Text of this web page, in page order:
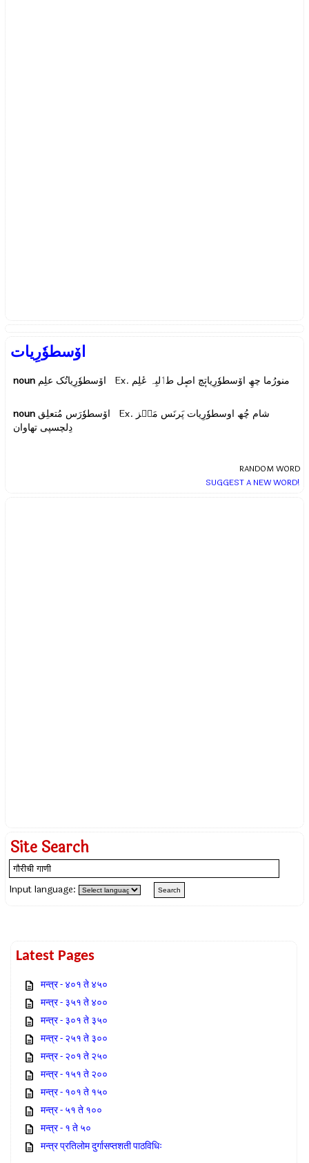
اوٚسطوٗرِیات
noun اوٚسطوٗرِیاتُک علِم Ex. منورُما چھِ اوٚسطوٗرِیاتٕچ اصٕل طٲلبِہ عٔلِم
noun اوٚسطوٗرَس مُتعلِق Ex. شام چُھ اوسطوٗرِیات پَرنَس مَںٛز
دِلچسپی تھاوان
RANDOM WORD
SUGGEST A NEW WORD!
Site Search
Input language:
Latest Pages
मन्त्र - ४०१ ते ४५०
मन्त्र - ३५१ ते ४००
मन्त्र - ३०१ ते ३५०
मन्त्र - २५१ ते ३००
मन्त्र - २०१ ते २५०
मन्त्र - १५१ ते २००
मन्त्र - १०१ ते १५०
मन्त्र - ५१ ते १००
मन्त्र - १ ते ५०
मन्त्र प्रतिलोम दुर्गासप्तशती पाठविधिः